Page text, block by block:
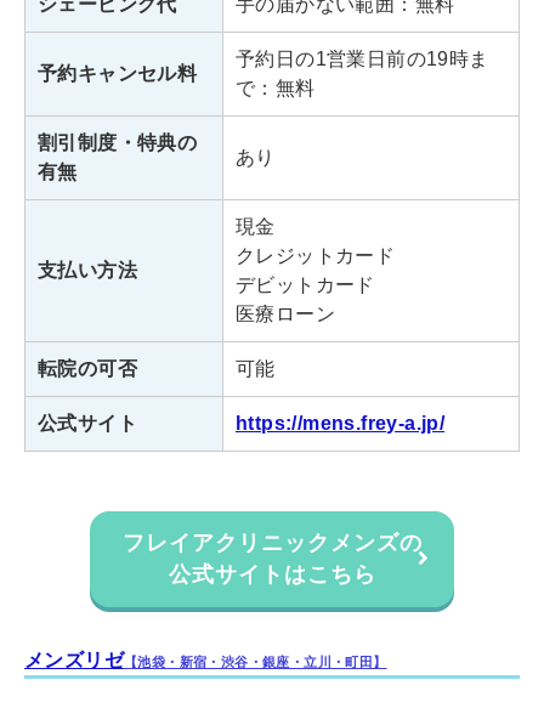
フレイアクリニックメンズ銀座院
東京都中央区銀座6丁目13-16
階
「銀座駅」S1出口より徒歩3分
診療時間
月～金：12:00～21:00
土日祝：11:00～20:00
フレイアクリニックメンズ上野院
住所
各線「上野駅」より広小路口より
徒歩1分
月～金 12:00～21:00
シェービング代 手の届かない範囲：無料
予約キャンセル料
予約日の1営業日前の19時ま
で：無料
割引制度・特典の
有無
あり
支払い方法
現金
クレジットカード
デビットカード
医療ローン
転院の可否 可能
公式サイト https://mens.frey-a.jp/
フレイアクリニックメンズの
公式サイトはこちら
メンズリゼ 【池袋・新宿・渋谷・銀座・立川・町田】